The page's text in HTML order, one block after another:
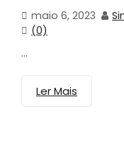
maio 6, 2023
(0)
...
Ler Mais